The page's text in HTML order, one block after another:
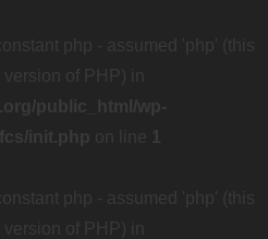
php - assumed 'php' (this
of PHP) in
public_html/wp-
init.php on line
php - assumed 'php' (this
of PHP) in